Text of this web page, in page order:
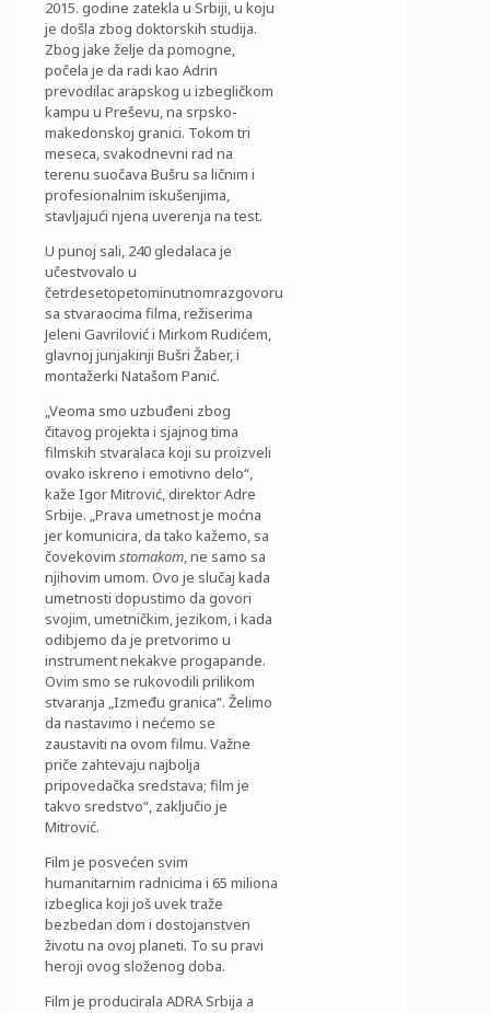
2015. godine zatekla u Srbiji, u koju
je došla zbog doktorskih studija.
Zbog jake želje da pomogne,
počela je da radi kao Adrin
prevodilac arapskog u izbegličkom
kampu u Preševu, na srpsko-
makedonskoj granici. Tokom tri
meseca, svakodnevni rad na
terenu suočava Bušru sa ličnim i
profesionalnim iskušenjima,
stavljajući njena uverenja na test.
U punoj sali, 240 gledalaca je
učestvovalo u
četrdesetopetominutnomrazgovoru
sa stvaraocima filma, režiserima
Jeleni Gavrilović i Mirkom Rudićem,
glavnoj junjakinji Bušri Žaber, i
montažerki Natašom Panić.
„Veoma smo uzbuđeni zbog
čitavog projekta i sjajnog tima
filmskih stvaralaca koji su proizveli
ovako iskreno i emotivno delo“,
kaže Igor Mitrović, direktor Adre
Srbije. „Prava umetnost je moćna
jer komunicira, da tako kažemo, sa
čovekovim stomakom, ne samo sa
njihovim umom. Ovo je slučaj kada
umetnosti dopustimo da govori
svojim, umetničkim, jezikom, i kada
odibjemo da je pretvorimo u
instrument nekakve progapande.
Ovim smo se rukovodili prilikom
stvaranja „Između granica“. Želimo
da nastavimo i nećemo se
zaustaviti na ovom filmu. Važne
priče zahtevaju najbolja
pripovedačka sredstava; film je
takvo sredstvo“, zaključio je
Mitrović.
Film je posvećen svim
humanitarnim radnicima i 65 miliona
izbeglica koji još uvek traže
bezbedan dom i dostojanstven
životu na ovoj planeti. To su pravi
heroji ovog složenog doba.
Film je producirala ADRA Srbija a